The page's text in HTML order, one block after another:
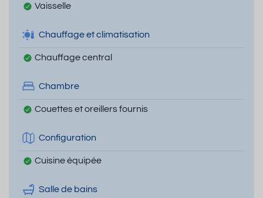
Vaisselle
Chauffage et climatisation
Chauffage central
Chambre
Couettes et oreillers fournis
Configuration
Cuisine équipée
Salle de bains